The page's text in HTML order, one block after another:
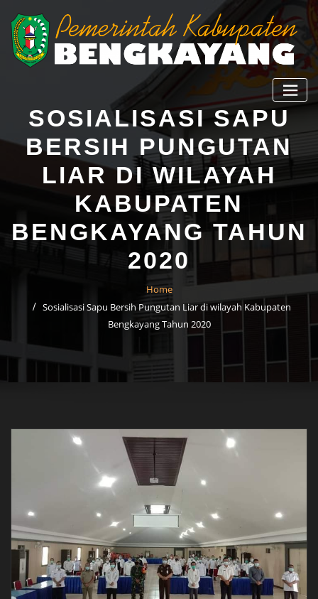
SOSIALISASI SAPU
BERSIH PUNGUTAN
LIAR DI WILAYAH
KABUPATEN
BENGKAYANG TAHUN
2020
Home
Sosialisasi Sapu Bersih Pungutan Liar di wilayah Kabupaten
Bengkayang Tahun 2020